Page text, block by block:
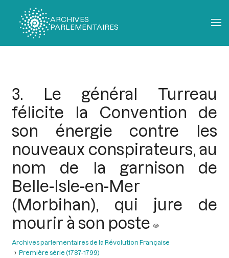
ARCHIVES
PARLEMENTAIRES
3. Le général Turreau
félicite la Convention de
son énergie contre les
nouveaux conspirateurs, au
nom de la garnison de
Belle-Isle-en-Mer
(Morbihan), qui jure de
mourir à son poste
Archives parlementaires de la Révolution Française
Première série (1787-1799)